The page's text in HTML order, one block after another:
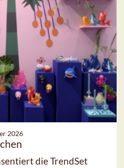
2026
die TrendSet